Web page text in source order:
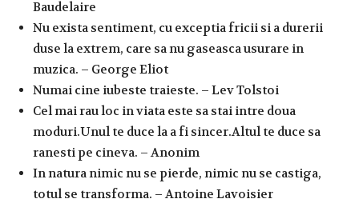
Baudelaire
Nu exista sentiment, cu exceptia fricii si a durerii
duse la extrem, care sa nu gaseasca usurare in
muzica. – George Eliot
Numai cine iubeste traieste. – Lev Tolstoi
Cel mai rau loc in viata este sa stai intre doua
moduri.Unul te duce la a fi sincer.Altul te duce sa
ranesti pe cineva. – Anonim
In natura nimic nu se pierde, nimic nu se castiga,
totul se transforma. – Antoine Lavoisier